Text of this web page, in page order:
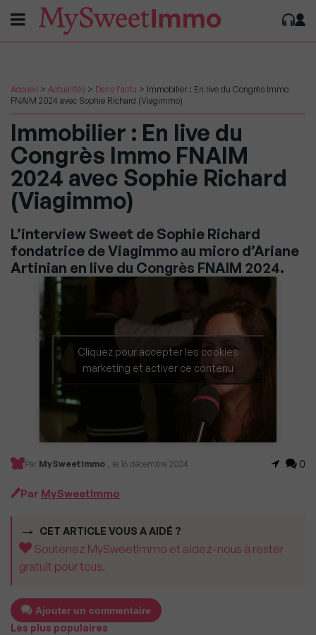
Accueil > Actualités > Dans l'actu > Immobilier : En live du Congrès Immo
FNAIM 2024 avec Sophie Richard (Viagimmo)
Immobilier : En live du
Congrès Immo FNAIM
2024 avec Sophie Richard
(Viagimmo)
L’interview Sweet de Sophie Richard
fondatrice de Viagimmo au micro d’Ariane
Artinian en live du Congrès FNAIM 2024.
Cliquez pour accepter les cookies
marketing et activer ce contenu
Par MySweetImmo , le 16 décembre 2024 0
Par MySweetImmo
CET ARTICLE VOUS A AIDÉ ?
Soutenez MySweetImmo et aidez-nous à rester
gratuit pour tous.
Ajouter un commentaire
Les plus populaires